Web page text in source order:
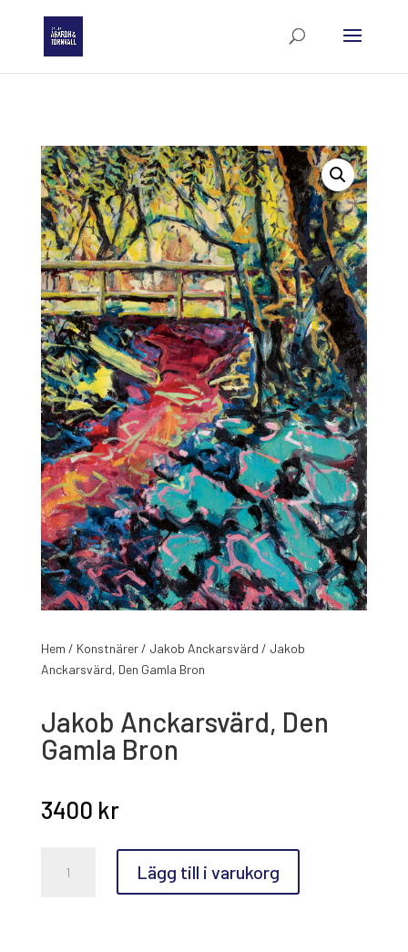
Hem / Konstnärer/ Jakob Anckarsvärd / Jakob
Anckarsvärd, Den Gamla Bron
Jakob Anckarsvärd, Den
Gamla Bron
3400 kr
Anckarsvärd,
Lägg till i varukorg